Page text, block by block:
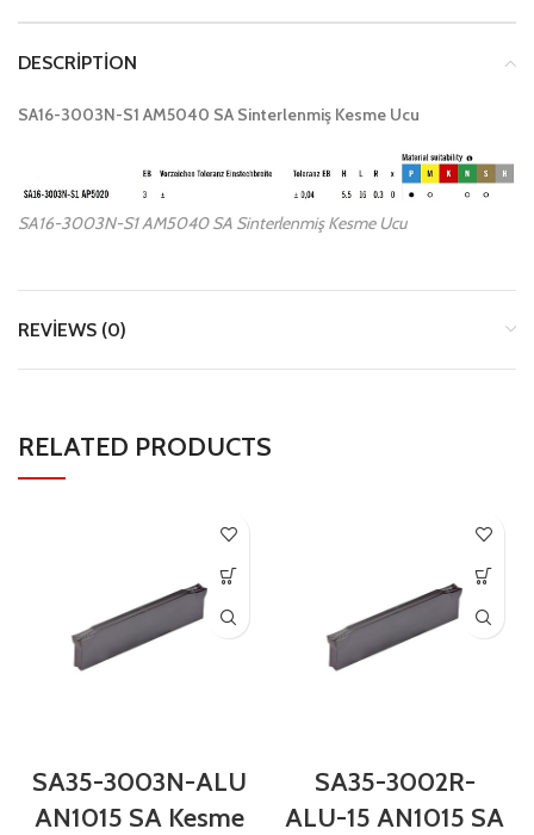
DESCRIPTION
SA16-3003N-S1 AM5040 SA Sinterlenmiş Kesme Ucu
SA16-3003N-S1 AM5040 SA Sinterlenmiş Kesme Ucu
REVIEWS (0)
RELATED PRODUCTS
SA35-3003N-ALU
AN1015 SA Kesme
SA35-3002R-
ALU-15 AN1015 SA